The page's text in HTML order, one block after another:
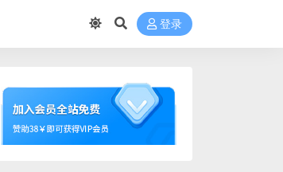
登录